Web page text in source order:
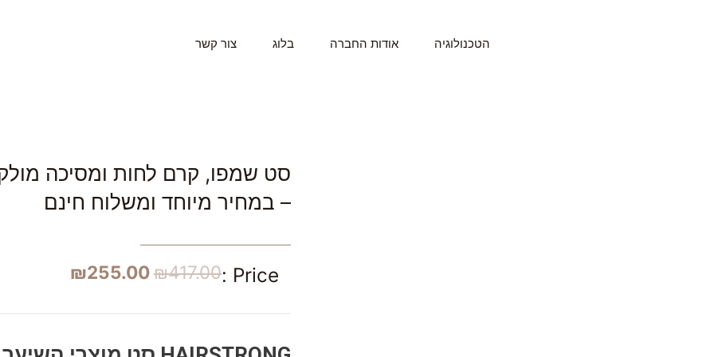
הטכנולוגיה
אודות החברה בלוג צור קשר
סט שמפו, קרם לחות ומסיכה
– במחיר מיוחד ומשלוח חינם
Price :
₪417.00
₪255.00